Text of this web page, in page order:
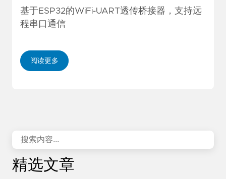
基于ESP32的WiFi-UART透传桥接器，支持远
程串口通信
阅读更多
精选文章